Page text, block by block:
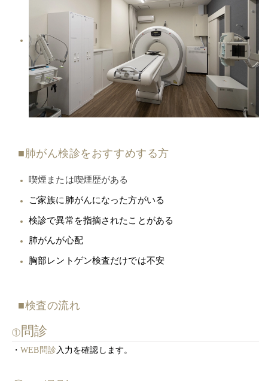
■肺がん検診をおすすめする方
喫煙または喫煙歴がある
ご家族に肺がんになった方がいる
検診で異常を指摘されたことがある
肺がんが心配
胸部レントゲン検査だけでは不安
■検査の流れ
① 問診
・WEB問診 入力を確認します。